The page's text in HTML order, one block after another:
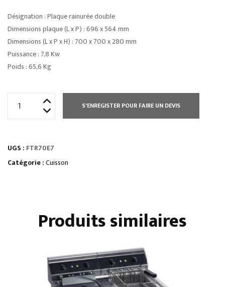
Désignation : Plaque rainurée double
Dimensions plaque (L x P) : 696 x 564 mm
Dimensions (L x P x H) : 700 x 700 x 280 mm
Puissance : 7,8 Kw
Poids : 65,6 Kg
SNACKER
-
S'ENREGISTER POUR FAIRE UN DEVIS
UGS : FTR70E7
Catégorie :Cuisson
Produits similaires